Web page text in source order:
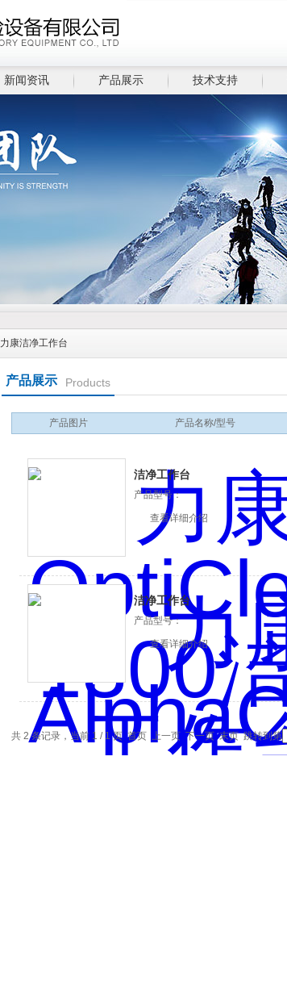
新闻资讯 产品展示 技术支持
力康洁净工作台
产品展示 Products
产品图片 产品名称/型号
洁净工作台
产品型号：
查看详细介绍
洁净工作台
产品型号：
查看详细介绍
共 2 条记录，当前 1 / 1 页 首页 上一页 下一页 末页 跳转到第